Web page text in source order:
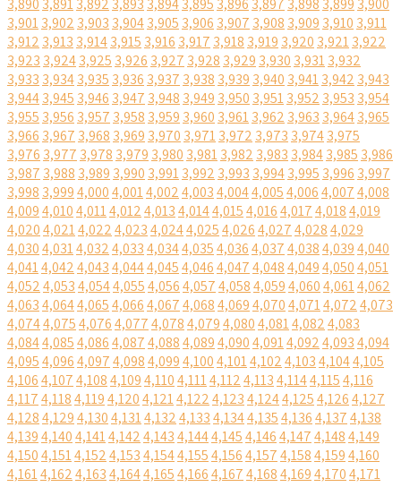
3,890 3,8913,892 3,893 3,8943,895 3,896 3,897 3,898 3,899 3,900
3,9013,902 3,903 3,9043,905 3,906 3,907 3,908 3,909 3,910 3,911
3,912 3,913 3,9143,915 3,916 3,917 3,918 3,919 3,920 3,9213,922
3,923 3,9243,925 3,926 3,927 3,928 3,929 3,930 3,9313,932
3,933 3,9343,935 3,936 3,937 3,938 3,939 3,940 3,9413,942 3,943
3,9443,945 3,946 3,947 3,948 3,949 3,950 3,9513,952 3,953 3,954
3,955 3,956 3,957 3,958 3,959 3,960 3,9613,962 3,963 3,9643,965
3,966 3,967 3,968 3,969 3,970 3,9713,972 3,973 3,9743,975
3,976 3,977 3,978 3,979 3,980 3,9813,982 3,983 3,9843,985 3,986
3,987 3,988 3,989 3,990 3,9913,992 3,993 3,9943,995 3,996 3,997
3,998 3,9994,0004,0014,0024,0034,0044,0054,0064,0074,008
4,0094,0104,0114,0124,0134,0144,0154,0164,0174,0184,019
4,0204,0214,0224,0234,0244,0254,0264,0274,0284,029
4,0304,0314,0324,0334,0344,0354,0364,0374,0384,0394,040
4,0414,0424,0434,0444,0454,0464,0474,0484,0494,0504,051
4,0524,0534,0544,0554,0564,0574,0584,0594,0604,0614,062
4,0634,0644,0654,0664,0674,0684,0694,0704,0714,0724,073
4,0744,0754,0764,0774,0784,0794,0804,0814,0824,083
4,0844,0854,0864,0874,0884,0894,0904,0914,0924,0934,094
4,0954,0964,0974,0984,0994,1004,1014,1024,1034,1044,105
4,1064,1074,1084,1094,1104,1114,1124,1134,1144,1154,116
4,1174,1184,1194,1204,1214,1224,1234,1244,1254,1264,127
4,1284,1294,1304,1314,1324,1334,1344,1354,1364,1374,138
4,1394,1404,1414,1424,1434,1444,1454,1464,1474,1484,149
4,1504,1514,1524,1534,1544,1554,1564,1574,1584,1594,160
4,1614,1624,1634,1644,1654,1664,1674,1684,1694,1704,171